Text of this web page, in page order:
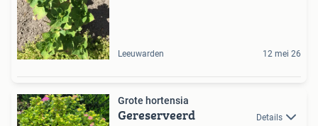
Leeuwarden 12 mei 26
Grote hortensia
Gereserveerd Details